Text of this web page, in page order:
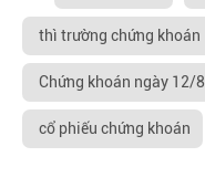
thì trường chứng khoán
Chứng khoán ngày 12/8
cổ phiếu chứng khoán